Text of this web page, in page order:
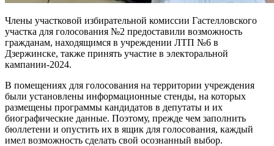
Члены участковой избирательной комиссии Гастелловского
участка для голосования №2 предоставили возможность
гражданам, находящимся в учреждении ЛТП №6 в
Дзержинске, также принять участие в электоральной
кампании-2024.
В помещениях для голосования на территории учреждения
были установлены информационные стенды, на которых
размещены программы кандидатов в депутаты и их
биографические данные. Поэтому, прежде чем заполнить
бюллетени и опустить их в ящик для голосования, каждый
имел возможность сделать свой осознанный выбор.